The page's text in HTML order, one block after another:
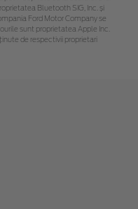
Bluetooth SIG, Inc. și
Ford Motor Company se
sunt proprietatea Apple Inc.
de respectivii proprietari